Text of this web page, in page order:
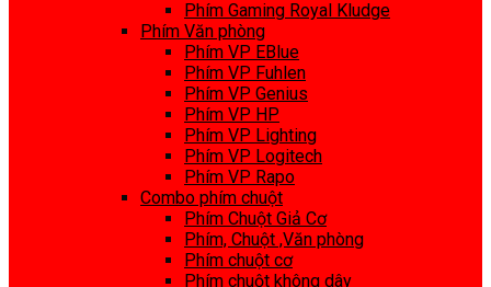
Phím Gaming Royal Kludge
Phím Văn phòng
Phím VP EBlue
Phím VP Fuhlen
Phím VP Genius
Phím VP HP
Phím VP Lighting
Phím VP Logitech
Phím VP Rapo
Combo phím chuột
Phím Chuột Giả Cơ
Phím, Chuột ,Văn phòng
Phím chuột cơ
Phím chuột không dây